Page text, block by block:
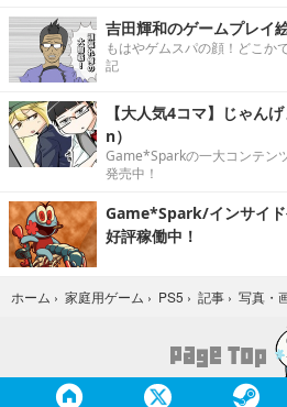
吉田輝和のゲームプレイ
もはやゲムスパの顔！どこか
記
【大人気4コマ】じゃん
n）
Game*Sparkの一大コンテン
発売中！
Game*Spark/インサイ
好評稼働中！
ホーム › 家庭用ゲーム › PS5 › 記事 › 写真・